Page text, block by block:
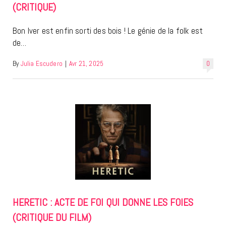
(CRITIQUE)
Bon Iver est enfin sorti des bois ! Le génie de la folk est
de…
0
By Julia Escudero | Avr 21, 2025
HERETIC : ACTE DE FOI QUI DONNE LES FOIES
(CRITIQUE DU FILM)